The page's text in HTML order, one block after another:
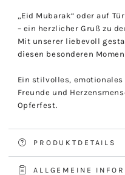
„Eid Mubarak“ oder auf
– ein herzlicher Gruß zu
Mit unserer liebevoll
diesen besonderen
Ein stilvolles,
Freunde und
Opferfest.
PRODUKTDETAILS
ALLGEMEINE